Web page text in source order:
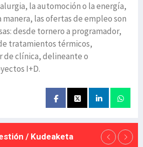
la automoción o la energía,
las ofertas de empleo son
desde tornero a programador,
tratamientos térmicos,
clínica, delineante o
I+D.
/ Kudeaketa